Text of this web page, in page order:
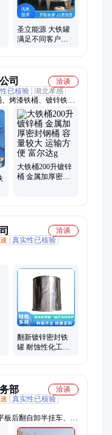
圣立能源 大铁罐
满足不同客户需
司
洽谈
已核验 湖北孝感
烤漆铁桶、镀锌铁
料桶、大铁桶、闭口
水吨桶、塑料吨桶、
桶、汽油铁桶
大铁桶200升镀锌
桶 金属加厚密封
洽谈
真实性已核验
翻新镀锌密封铁
罐 耐蚀性化工用
部
洽谈
真实性已核验
板后翻自卸半挂车、罐
、后推履带自卸车、高